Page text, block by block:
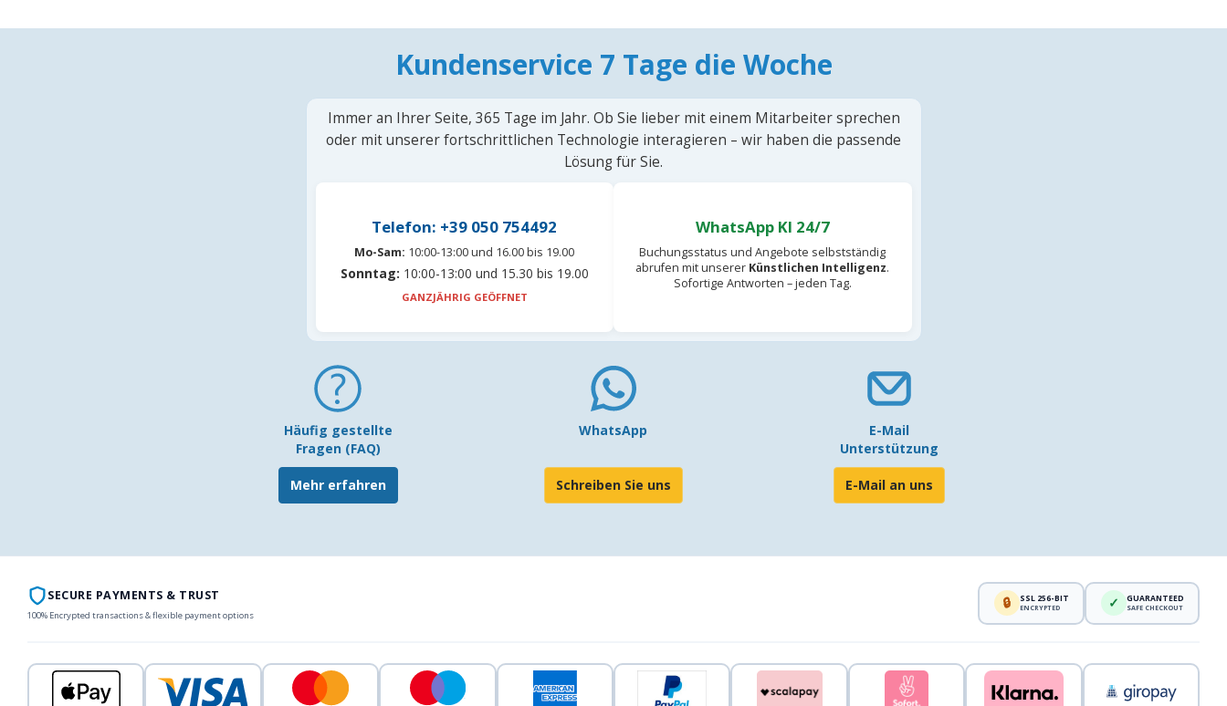
Kundenservice 7 Tage die Woche
Immer an Ihrer Seite, 365 Tage im Jahr. Ob Sie lieber mit einem Mitarbeiter sprechen
oder mit unserer fortschrittlichen Technologie interagieren – wir haben die passende
Lösung für Sie.
Telefon: +39 050 754492
Mo-Sam: 10:00-13:00 und 16.00 bis 19.00
Sonntag: 10:00-13:00 und 15.30 bis 19.00
GANZJÄHRIG GEÖFFNET
WhatsApp KI 24/7
Buchungsstatus und Angebote selbstständig
abrufen mit unserer Künstlichen Intelligenz.
Sofortige Antworten – jeden Tag.
Häufig gestellte
Fragen (FAQ)
Mehr erfahren
WhatsApp
Schreiben Sie uns
E-Mail
Unterstützung
E-Mail an uns
SECURE PAYMENTS & TRUST
100% Encrypted transactions & flexible payment options
🔒 SSL 256-BIT
ENCRYPTED ✓ GUARANTEED
SAFE CHECKOUT